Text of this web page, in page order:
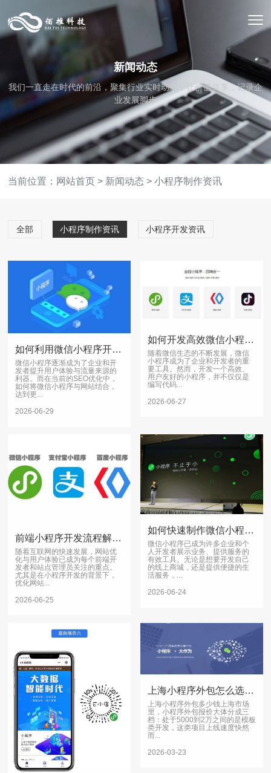
新闻动态
我们一直走在时代的前沿，聚集行业实时动态，让价值共享，记录企
业发展脚步
当前位置： 网站首页 > 新闻动态 >小程序制作资讯
全部 小程序制作资讯 小程序开发资讯
如何利用微信小程序开发工具包提升网站SEO优化效果
微信小程序逐渐成为了企业和开
发者提升用户体验与流量来源的
利器。而在当前的SEO优化中，
如何将微信小程序与网站结合，
达到更...
2026-06-29
如何开发高效微信小程序？优化技巧与实战指南
随着微信生态的不断发展，微信
小程序成为了企业和开发者的重
要工具。然而，开发一个高效、
用户友好的小程序，并不仅仅是
编写代码...
2026-06-27
前端小程序开发流程解析：提升网站优化与用户体验的关键步骤
随着互联网的快速发展，网站优
化与用户体验已成为每个前端开
发者和站点管理员关注的重点。
尤其是在小程序开发的背景下，
优化网站...
2026-06-25
如何快速制作微信小程序：详细步骤与实用技巧
微信小程序已成为许多企业和个
人开发者展示业务、提供服务的
有效工具。无论是想要开发自己
的线上商城，还是提供便捷的生
活服务，...
2026-06-24
上海小程序外包怎么选？别被低价坑了，定制开发3万起
上海小程序外包多少钱上海市场
里，小程序外包报价大体分成三
档：处于5000到2万之间的是模板
类开发，这类项目上线速度快然
而...
2026-03-23